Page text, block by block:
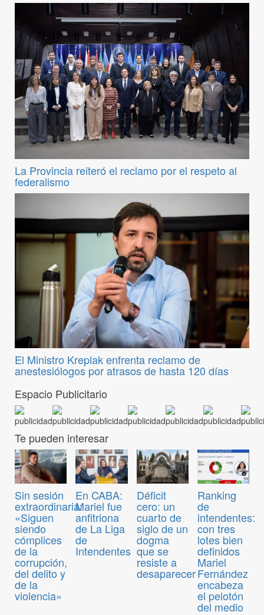
La Provincia reiteró el reclamo por el respeto al
federalismo
El Ministro Kreplak enfrenta reclamo de
anestesiólogos por atrasos de hasta 120 días
Espacio Publicitario
Te pueden interesar
Sin sesión
extraordinaria:
«Siguen
siendo
cómplices
de la
corrupción,
del delito y
de la
violencia»
En CABA:
Mariel fue
anfitriona
de La Liga
de
Intendentes
Déficit
cero: un
cuarto de
siglo de un
dogma
que se
resiste a
desaparecer
Ranking
de
intendentes:
con tres
lotes bien
definidos
Mariel
Fernández
encabeza
el pelotón
del medio